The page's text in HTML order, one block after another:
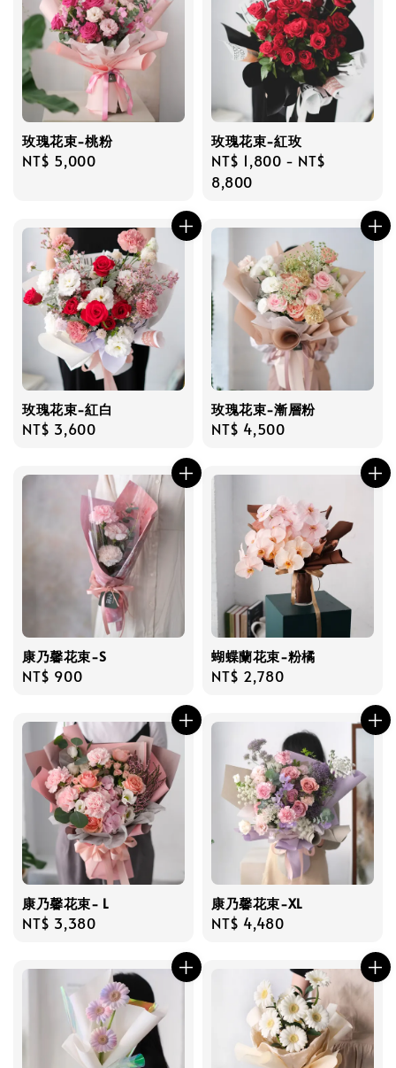
玫瑰花束-桃粉
Regular
NT$ 5,000
玫瑰花束-紅玫
Regular
price
NT$ 1,800 - NT$
8,800
玫瑰花束-紅白
Regular
NT$ 3,600
玫瑰花束-漸層粉
Regular
NT$ 4,500
康乃馨花束-S
Regular
NT$ 900
蝴蝶蘭花束-粉橘
Regular
NT$ 2,780
康乃馨花束- L
Regular
NT$ 3,380
康乃馨花束-XL
Regular
NT$ 4,480